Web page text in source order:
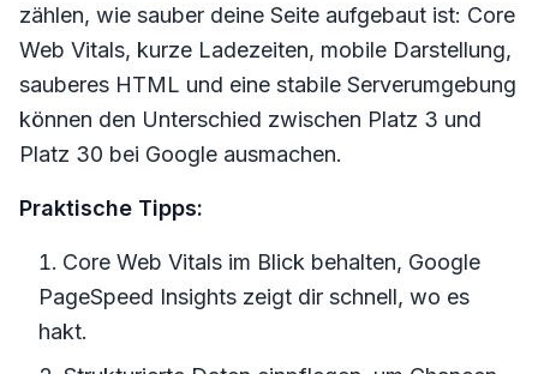
zählen, wie sauber deine Seite aufgebaut ist: Core
Web Vitals, kurze Ladezeiten, mobile Darstellung,
sauberes HTML und eine stabile Serverumgebung
können den Unterschied zwischen Platz 3 und
Platz 30 bei Google ausmachen.
Praktische Tipps:
Core Web Vitals im Blick behalten, Google
PageSpeed Insights zeigt dir schnell, wo es
hakt.